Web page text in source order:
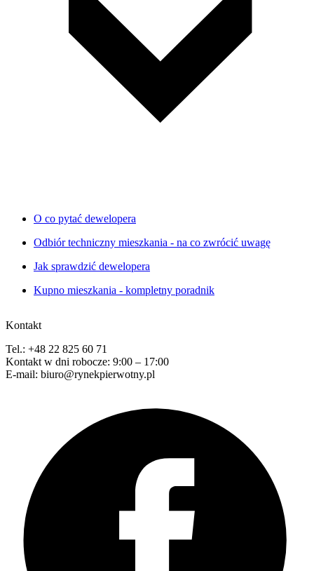
O co pytać dewelopera
Odbiór techniczny mieszkania - na co zwrócić uwagę
Jak sprawdzić dewelopera
Kupno mieszkania - kompletny poradnik
Kontakt
Tel.: +48 22 825 60 71
Kontakt w dni robocze: 9:00 – 17:00
E-mail: biuro@rynekpierwotny.pl